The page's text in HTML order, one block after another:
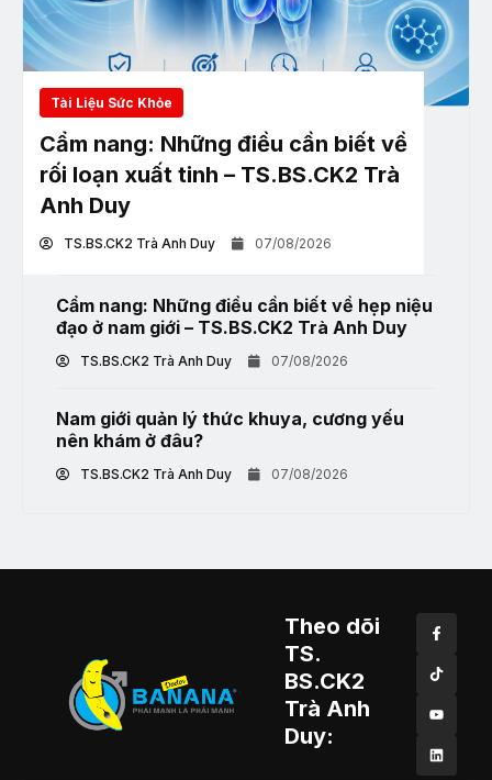
Tài Liệu Sức Khỏe
Cẩm nang: Những điều cần biết về
rối loạn xuất tinh – TS.BS.CK2 Trà
Anh Duy
TS.BS.CK2 Trà Anh Duy 07/08/2026
Cẩm nang: Những điều cần biết về hẹp niệu
đạo ở nam giới – TS.BS.CK2 Trà Anh Duy
TS.BS.CK2 Trà Anh Duy 07/08/2026
Nam giới quản lý thức khuya, cương yếu
nên khám ở đâu?
TS.BS.CK2 Trà Anh Duy 07/08/2026
Theo dõi
TS.
BS.CK2
Trà Anh
Duy: